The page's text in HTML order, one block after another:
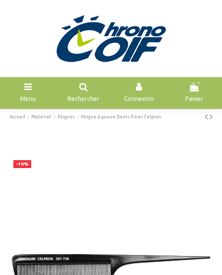
Menu Rechercher Connexion
0
Panier
Accueil Matériel Peignes Peigne à queue Dents Fines Celpron
-10%